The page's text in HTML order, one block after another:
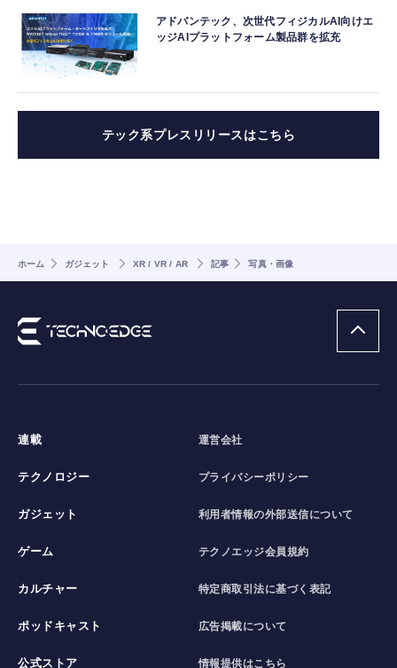
アドバンテック、次世代フィジカルAI向けエ
ッジAIプラットフォーム製品群を拡充
テック系プレスリリースはこちら
ホーム ガジェット XR / VR / AR 記事 写真・画像
連載
テクノロジー
ガジェット
ゲーム
カルチャー
ポッドキャスト
公式ストア
運営会社
プライバシーポリシー
利用者情報の外部送信について
テクノエッジ会員規約
特定商取引法に基づく表記
広告掲載について
情報提供はこちら